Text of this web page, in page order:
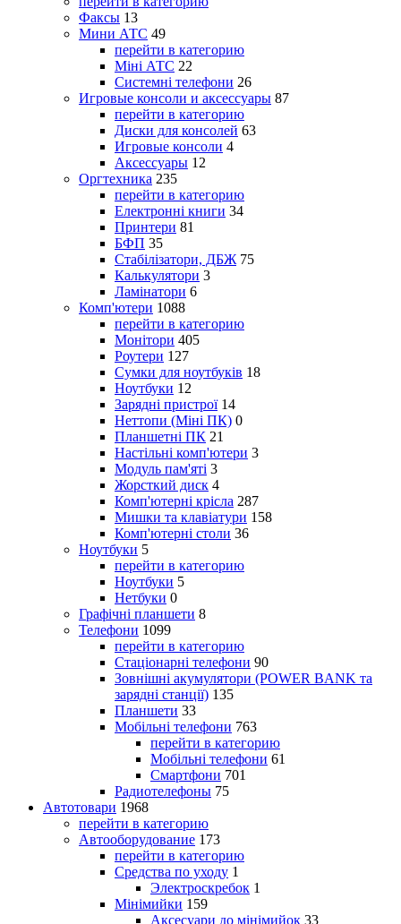
Факсы 13
Мини АТС 49
перейти в категорию
Міні АТС 22
Системні телефони 26
Игровые консоли и аксессуары 87
перейти в категорию
Диски для консолей 63
Игровые консоли 4
Аксессуары 12
Оргтехника 235
перейти в категорию
Електронні книги 34
Принтери 81
БФП 35
Стабілізатори, ДБЖ 75
Калькулятори 3
Ламінатори 6
Комп'ютери 1088
перейти в категорию
Монітори 405
Роутери 127
Сумки для ноутбуків 18
Ноутбуки 12
Зарядні пристрої 14
Неттопи (Міні ПК) 0
Планшетні ПК 21
Настільні комп'ютери 3
Модуль пам'яті 3
Жорсткий диск 4
Комп'ютерні крісла 287
Мишки та клавіатури 158
Комп'ютерні столи 36
Ноутбуки 5
перейти в категорию
Ноутбуки 5
Нетбуки 0
Графічні планшети 8
Телефони 1099
перейти в категорию
Стаціонарні телефони 90
Зовнішні акумулятори (POWER BANK та
зарядні станції) 135
Планшети 33
Мобільні телефони 763
перейти в категорию
Мобільні телефони 61
Смартфони 701
Радиотелефоны 75
Автотовари 1968
перейти в категорию
Автооборудование 173
перейти в категорию
Средства по уходу 1
Электроскребок 1
Мінімийки 159
Аксесуари до мінімийок 33